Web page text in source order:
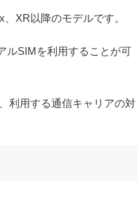
XR以降のモデルです。
ルSIMを利用することが可
利用する通信キャリアの対